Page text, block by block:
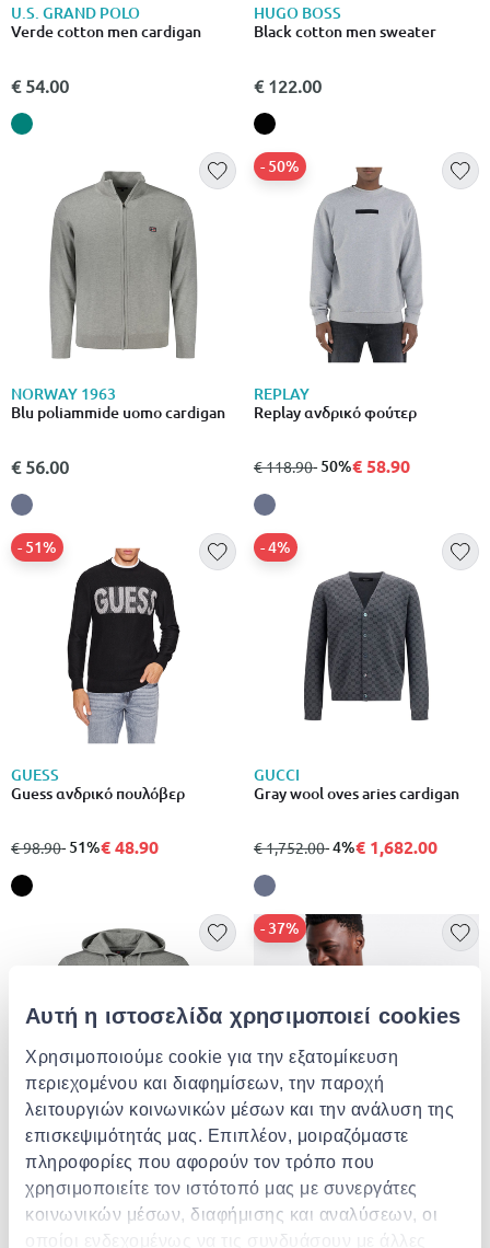
Αυτή η ιστοσελίδα χρησιμοποιεί cookies
Χρησιμοποιούμε cookie για την εξατομίκευση
περιεχομένου και διαφημίσεων, την παροχή
λειτουργιών κοινωνικών μέσων και την ανάλυση της
επισκεψιμότητάς μας. Επιπλέον, μοιραζόμαστε
πληροφορίες που αφορούν τον τρόπο που
χρησιμοποιείτε τον ιστότοπό μας με συνεργάτες
κοινωνικών μέσων, διαφήμισης και αναλύσεων, οι
οποίοι ενδεχομένως να τις συνδυάσουν με άλλες
U.S. GRAND POLO
Verde cotton men cardigan
€ 54.00
HUGO BOSS
Black cotton men sweater
€ 122.00
NORWAY 1963
Blu poliammide uomo cardigan
€ 56.00
REPLAY
Replay ανδρικό φούτερ
από
€ 118.90σε
- 50%
- 50%€ 58.90
GUESS
Guess ανδρικό πουλόβερ
από
€ 98.90σε
- 51%
- 51%€ 48.90
GUCCI
Gray wool oves aries cardigan
από
€ 1,752.00σε
- 4%
- 4%€ 1,682.00
NORWAY 1963
Grigio poliammide mens
cardigan
€ 60.00
- 37%